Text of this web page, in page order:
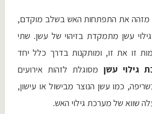
מזהה את התפתחות האש בשלב מוקדם,
עשן מתמקדת בזיהוי של עשן. שתי
זו את זו, ומותקנות בדרך כלל יחד
גילוי עשן מסוגלת לזהות אירועים
כמו עשן הנוצר מבישול או עישון,
שווא של מערכת גילוי האש.